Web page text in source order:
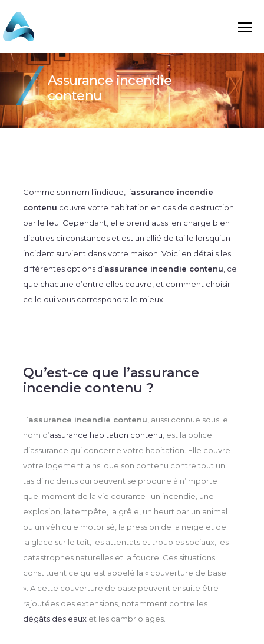
Assurance incendie
contenu
Comme son nom l’indique, l’assurance incendie
contenu couvre votre habitation en cas de destruction
par le feu. Cependant, elle prend aussi en charge bien
d’autres circonstances et est un allié de taille lorsqu’un
incident survient dans votre maison. Voici en détails les
différentes options d’assurance incendie contenu , ce
que chacune d’entre elles couvre, et comment choisir
celle qui vous correspondra le mieux.
Qu’est-ce que l’assurance
incendie contenu ?
L’assurance incendie contenu , aussi connue sous le
nom d’assurance habitation contenu , est la police
d’assurance qui concerne votre habitation. Elle couvre
votre logement ainsi que son contenu contre tout un
tas d’incidents qui peuvent se produire à n’importe
quel moment de la vie courante : un incendie, une
explosion, la tempête, la grêle, un heurt par un animal
ou un véhicule motorisé, la pression de la neige et de
la glace sur le toit, les attentats et troubles sociaux, les
catastrophes naturelles et la foudre. Ces situations
constituent ce qui est appelé la « couverture de base
». A cette couverture de base peuvent ensuite être
rajoutées des extensions, notamment contre les
dégâts des eaux et les cambriolages.